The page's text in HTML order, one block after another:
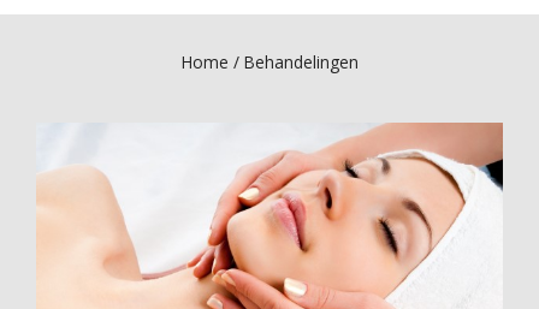
Home / Behandelingen